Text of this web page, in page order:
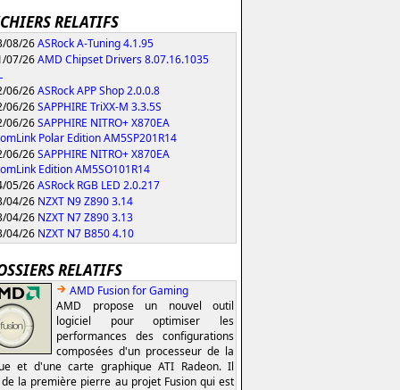
RELATIFS
08/26ASRock A-Tuning 4.1.95
07/26AMD Chipset Drivers 8.07.16.1035
06/26ASRock APP Shop 2.0.0.8
06/26SAPPHIRE TriXX-M 3.3.5S
06/26SAPPHIRE NITRO+ X870EA
Polar Edition AM5SP201R14
06/26SAPPHIRE NITRO+ X870EA
Edition AM5SO101R14
05/26ASRock RGB LED 2.0.217
04/26 NZXT N9 Z890 3.14
04/26 NZXT N7 Z890 3.13
04/26 NZXT N7 B850 4.10
RELATIFS
AMD Fusion for Gaming
AMD propose un nouvel outil
logiciel pour optimiser les
performances des configurations
composées d'un processeur de la
et d'une carte graphique ATI Radeon. Il
la première pierre au projet Fusion qui est